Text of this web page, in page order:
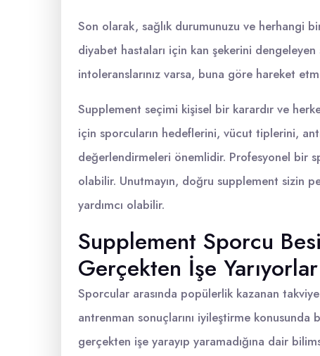
Son olarak, sağlık durumunuzu ve herhangi
diyabet hastaları için kan şekerini
intoleranslarınız varsa, buna göre hareket
Supplement seçimi kişisel bir karardır ve
için sporcuların hedeflerini, vücut tiplerini,
değerlendirmeleri önemlidir. Profesyonel bir
olabilir. Unutmayın, doğru supplement sizin
yardımcı olabilir.
Supplement Sporcu
Gerçekten İşe
Sporcular arasında popülerlik kazanan
antrenman sonuçlarını iyileştirme
gerçekten işe yarayıp yaramadığına dair